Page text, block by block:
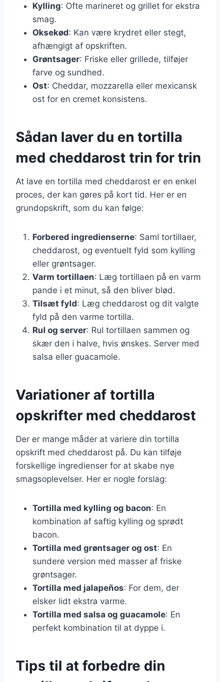
Kylling: Ofte marineret og grillet for ekstra
smag.
Oksekød: Kan være krydret eller stegt,
afhængigt af opskriften.
Grøntsager: Friske eller grillede, tilføjer
farve og sundhed.
Ost: Cheddar, mozzarella eller mexicansk
ost for en cremet konsistens.
Sådan laver du en tortilla
med cheddarost trin for trin
At lave en tortilla med cheddarost er en enkel
proces, der kan gøres på kort tid. Her er en
grundopskrift, som du kan følge:
Forbered ingredienserne: Saml tortillaer,
cheddarost, og eventuelt fyld som kylling
eller grøntsager.
Varm tortillaen: Læg tortillaen på en varm
pande i et minut, så den bliver blød.
Tilsæt fyld: Læg cheddarost og dit valgte
fyld på den varme tortilla.
Rul og server: Rul tortillaen sammen og
skær den i halve, hvis ønskes. Server med
salsa eller guacamole.
Variationer af tortilla
opskrifter med cheddarost
Der er mange måder at variere din tortilla
opskrift med cheddarost på. Du kan tilføje
forskellige ingredienser for at skabe nye
smagsoplevelser. Her er nogle forslag:
Tortilla med kylling og bacon: En
kombination af saftig kylling og sprødt
bacon.
Tortilla med grøntsager og ost: En
sundere version med masser af friske
grøntsager.
Tortilla med jalapeños: For dem, der
elsker lidt ekstra varme.
Tortilla med salsa og guacamole: En
perfekt kombination til at dyppe i.
Tips til at forbedre din